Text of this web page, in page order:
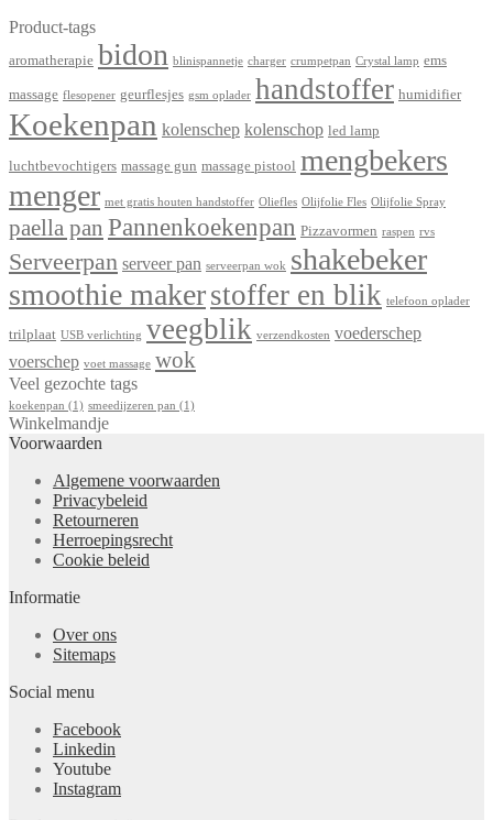
Product-tags
aromatherapie bidon blinispannetje charger crumpetpan Crystal lamp ems
massage flesopener geurflesjes gsm oplader handstoffer humidifier
Koekenpan kolenschep kolenschop led lamp
luchtbevochtigers massage gun massage pistool mengbekers
menger met gratis houten handstoffer Oliefles Olijfolie Fles Olijfolie Spray
paella pan Pannenkoekenpan Pizzavormen raspen rvs
Serveerpan serveer pan serveerpan wok shakebeker
smoothie makerstoffer en blik telefoon oplader
trilplaat USB verlichting veegblik verzendkosten voederschep
voerschep voet massage wok
Veel gezochte tags
koekenpan (1) smeedijzeren pan (1)
Winkelmandje
Voorwaarden
Algemene voorwaarden
Privacybeleid
Retourneren
Herroepingsrecht
Cookie beleid
Informatie
Over ons
Sitemaps
Social menu
Facebook
Linkedin
Youtube
Instagram